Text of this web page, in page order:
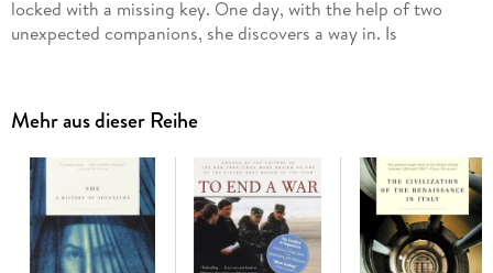
locked with a missing key. One day, with the help of two
unexpected companions, she discovers a way in. Is
Mehr aus dieser Reihe